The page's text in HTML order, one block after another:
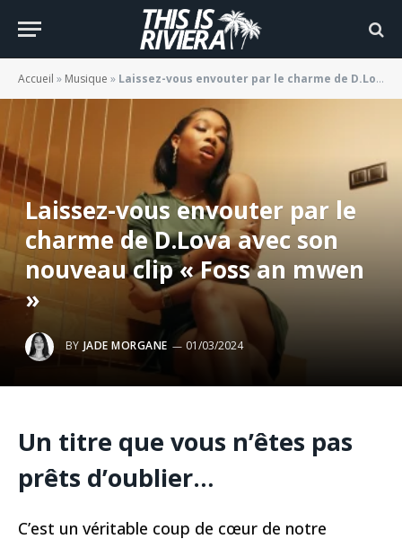
Accueil » Musique » Laissez-vous envouter par le charme de D.Lova avec son nouveau clip « Foss an mwen »
Laissez-vous envouter par le
charme de D.Lova avec son
nouveau clip « Foss an mwen
»
BY JADE MORGANE 01/03/2024
Un titre que vous n’êtes pas
prêts d’oublier…
C’est un véritable coup de cœur de notre